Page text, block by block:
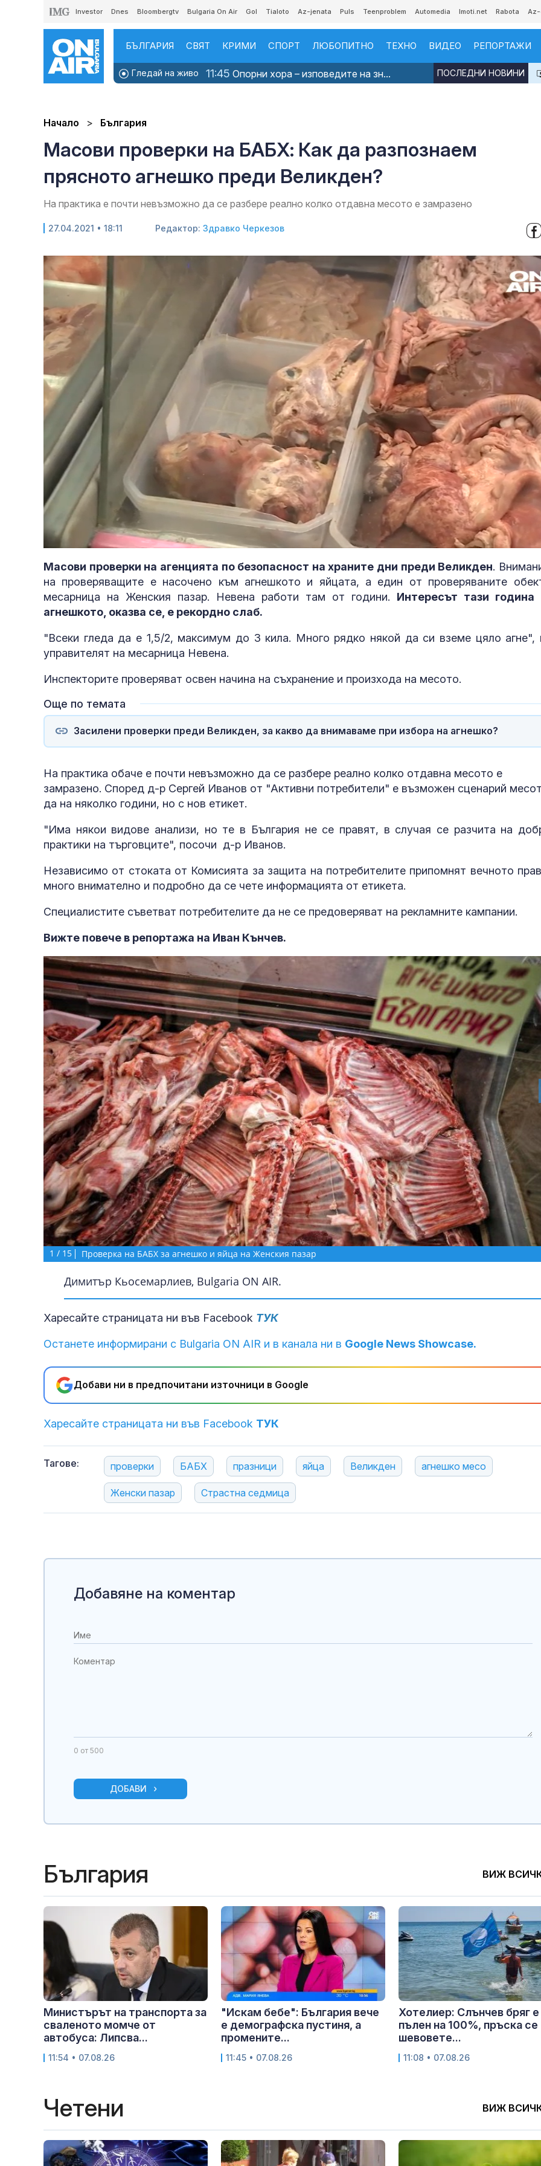
Investor Dnes Bloombergtv Bulgaria On Air Gol Tialoto Az-jenata Puls Teenproblem Automedia Imoti.net Rabota
БЪЛГАРИЯ СВЯТ КРИМИ СПОРТ ЛЮБОПИТНО ТЕХНО ВИДЕО РЕПОРТАЖИ
Гледай на живо 11:45 Опорни хора – изповедите на зн... ПОСЛЕДНИ НОВИНИ
Начало България
Масови проверки на БАБХ: Как да разпознаем
прясното агнешко преди Великден?
На практика е почти невъзможно да се разбере реално колко отдавна месото е замразено
27.04.2021 • 18:11 Редактор: Здравко Черкезов
Unmute Loaded:
47.39%
Масови проверки на агенцията по безопасност на храните дни преди Великден.
на проверяващите е насочено към агнешкото и яйцата, а един от проверяваните
месарница на Женския пазар. Невена работи там от години. Интересът тази година
агнешкото, оказва се, е рекордно слаб.
"Всеки гледа да е 1,5/2, максимум до 3 кила. Много рядко някой да си вземе цяло агне",
управителят на месарница Невена.
Инспекторите проверяват освен начина на съхранение и произхода на месото.
Още по темата
Засилени проверки преди Великден, за какво да внимаваме при избора на агнешко?
На практика обаче е почти невъзможно да се разбере реално колко отдавна месото е
замразено. Според д-р Сергей Иванов от "Активни потребители" е възможен сценарий
да на няколко години, но с нов етикет.
"Има някои видове анализи, но те в България не се правят, в случая се разчита на
практики на търговците", посочи д-р Иванов.
Независимо от стоката от Комисията за защита на потребителите припомнят вечното
много внимателно и подробно да се чете информацията от етикета.
Специалистите съветват потребителите да не се предоверяват на рекламните кампании.
Вижте повече в репортажа на Иван Кънчев.
1 / 15 Проверка на БАБХ за агнешко и яйца на Женския пазар
Димитър Кьосемарлиев, Bulgaria ON AIR.
Харесайте страницата ни във Facebook ТУК
Останете информирани с Bulgaria ON AIR и в канала ни в Google News Showcase.
Добави ни в предпочитани източници в Google
Харесайте страницата ни във Facebook ТУК
Тагове: проверки БАБХ празници яйца Великден агнешко месо
Женски пазар Страстна седмица
Земетресение с
магнитуд 4,1 е
регистрирано в
Егейско море
КНСБ пусна AI
асистента Чавдар:
Психолог анализира
агресията на
младежите в Пловдив
Първите мамутски
кости в Дунав са
Самобайка –
познавате ли
бебе“ са
асистирана репродукция към НЗОК
стига за
12 са новите
лекарства с
Добавяне на коментар
0 от 500
ДОБАВИ
България ВИЖ
Министърът на транспорта за
сваленото момче от
автобуса: Липсва...
11:54 • 07.08.26
"Искам бебе": България вече
е демографска пустиня, а
промените...
11:45 • 07.08.26
Хотелиер: Слънчев бряг е
пълен на 100%, пръска се
шевовете...
11:08 • 07.08.26
Четени ВИЖ